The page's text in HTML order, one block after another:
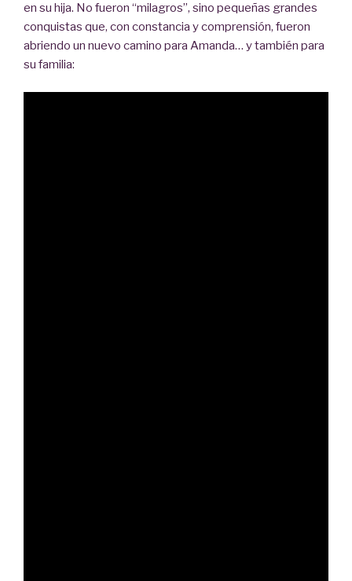
en su hija. No fueron “milagros”, sino pequeñas grandes
conquistas que, con constancia y comprensión, fueron
abriendo un nuevo camino para Amanda… y también para
su familia: